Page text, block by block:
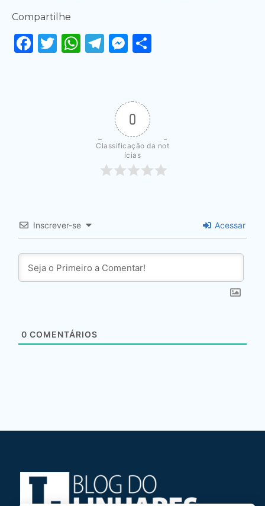
Compartilhe
Facebook
Twitter
WhatsApp
Telegram
Messenger
0
Classificação da not
ícias
Inscrever-se Acessar
0 COMENTÁRIOS